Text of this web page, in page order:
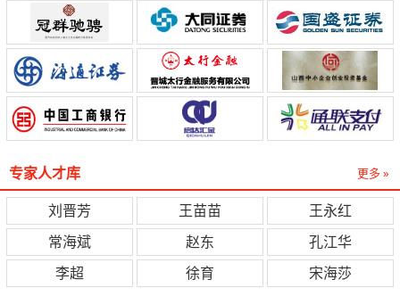
专家人才库 更多 »
刘晋芳 王苗苗
王永红
常海斌
赵东
孔江华
李超
徐育 宋海莎